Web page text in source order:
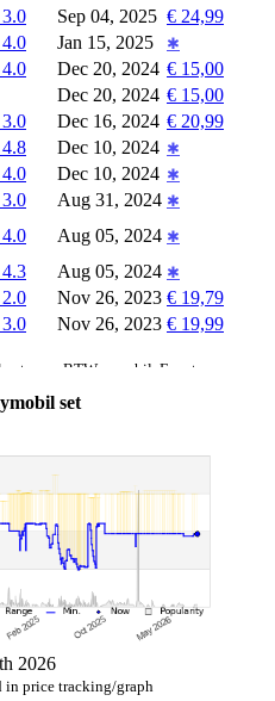
3.0 Sep 04, 2025 € 24,99
4.0 Jan 15, 2025 ✱
4.0 Dec 20, 2024 € 15,00
Dec 20, 2024 € 15,00
3.0 Dec 16, 2024 € 20,99
4.8 Dec 10, 2024 ✱
4.0 Dec 10, 2024 ✱
3.0 Aug 31, 2024 ✱
4.0 Aug 05, 2024 ✱
4.3 Aug 05, 2024 ✱
2.0 Nov 26, 2023 € 19,79
3.0 Nov 26, 2023 € 19,99
en BTW verschil. Exacte
sinds de laatste controle.
prijzen kunnen historische prestaties
set
2026
in price tracking/graph